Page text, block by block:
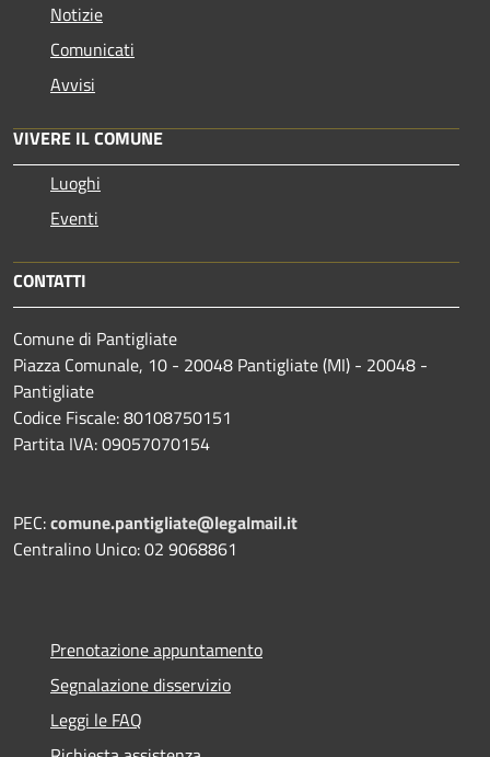
Notizie
Comunicati
Avvisi
VIVERE IL COMUNE
Luoghi
Eventi
CONTATTI
Comune di Pantigliate
Piazza Comunale, 10 - 20048 Pantigliate (MI) - 20048 -
Pantigliate
Codice Fiscale: 80108750151
Partita IVA: 09057070154
PEC:comune.pantigliate@legalmail.it
Centralino Unico: 02 9068861
Prenotazione appuntamento
Segnalazione disservizio
Leggi le FAQ